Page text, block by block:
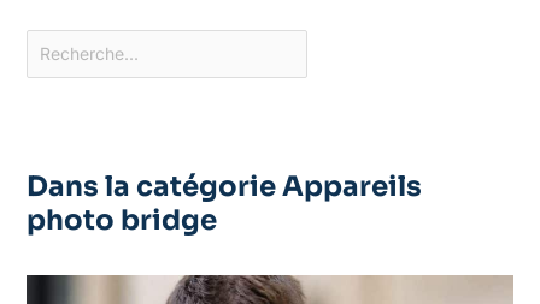
Dans la catégorie Appareils
photo bridge